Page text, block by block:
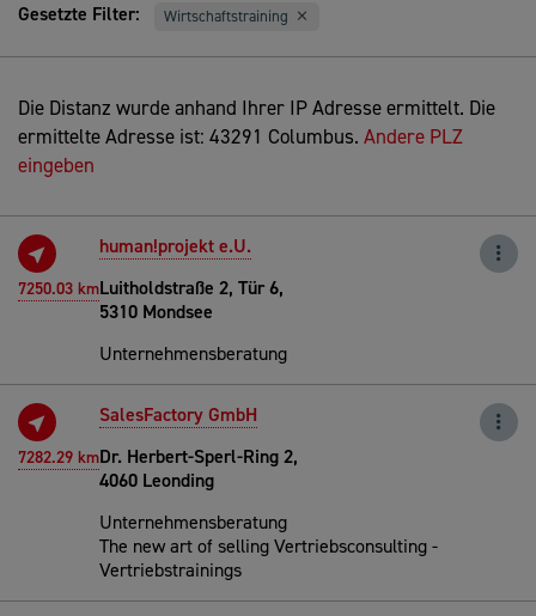
Gesetzte Filter: Wirtschaftstraining
Die Distanz wurde anhand Ihrer IP Adresse ermittelt. Die
ermittelte Adresse ist: 43291 Columbus. Andere PLZ
eingeben
7250.03 km
human!projekt e.U.
Luitholdstraße 2, Tür 6,
5310 Mondsee
Unternehmensberatung
7282.29 km
SalesFactory GmbH
Dr. Herbert-Sperl-Ring 2,
4060 Leonding
Unternehmensberatung
The new art of selling Vertriebsconsulting -
Vertriebstrainings